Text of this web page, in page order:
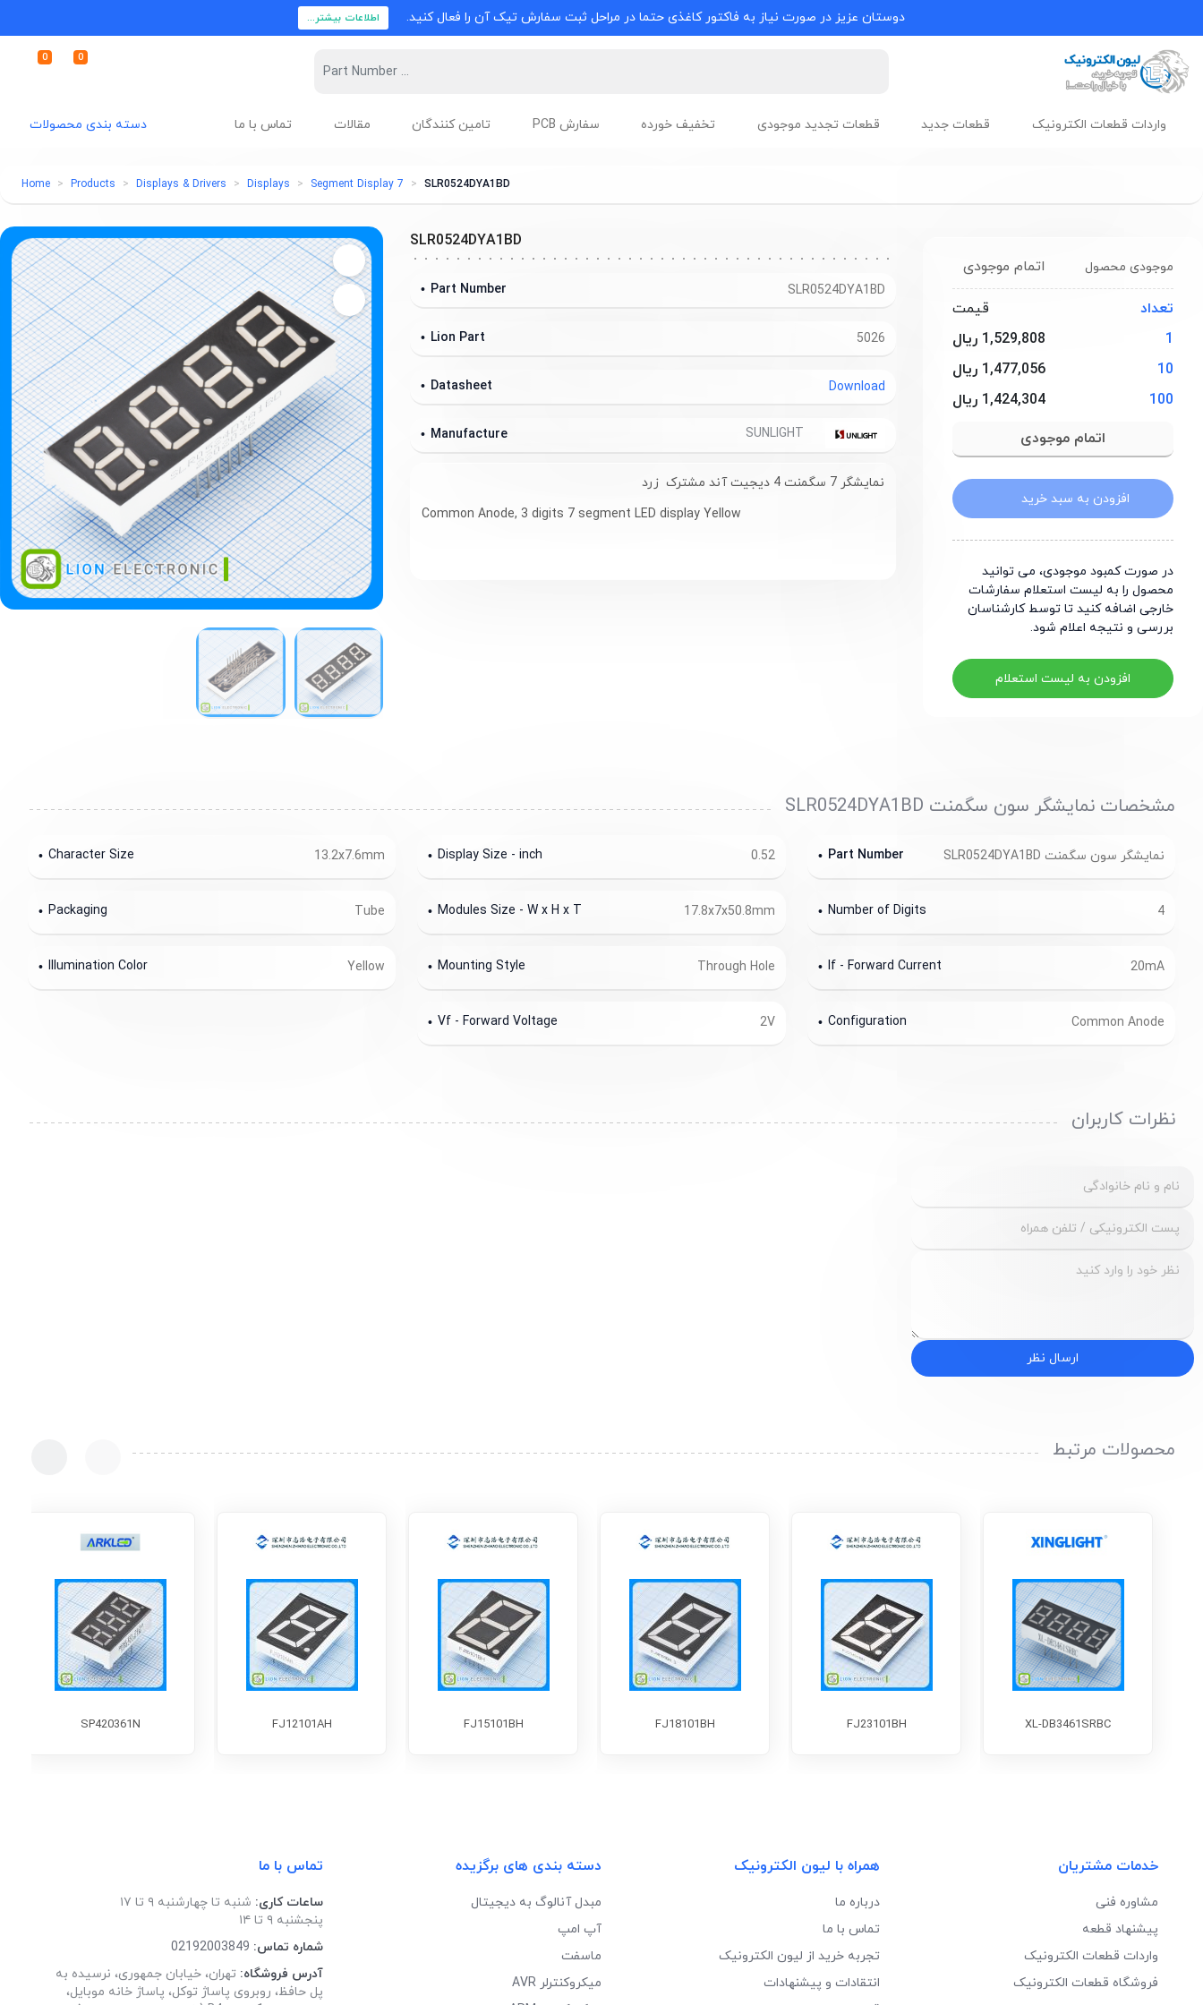
دوستان عزیز در صورت نیاز به فاکتور کاغذی حتما در مراحل ثبت سفارش تیک آن را فعال کنید. اطلاعات بیشتر...
0 0
دسته بندی محصولات واردات قطعات الکترونیک قطعات جدید قطعات تجدید موجودی تخفیف خورده سفارش PCB تامین کنندگان مقالات تماس با ما
Home Products Displays & Drivers Displays 7 Segment Display SLR0524DYA1BD
اتمام موجودی موجودی محصول
تعداد
قیمت
1
1,529,808 ریال
10
1,477,056 ریال
100
1,424,304 ریال
افزودن به سبد خرید
در صورت کمبود موجودی، می توانید
محصول را به لیست استعلام سفارشات
خارجی اضافه کنید تا توسط کارشناسان
بررسی و نتیجه اعلام شود.
افزودن به لیست استعلام
SLR0524DYA1BD
SLR0524DYA1BD
Part Number
5026
Lion Part
Download
Datasheet
Manufacture
نمایشگر 7 سگمنت 4 دیجیت آند مشترک زرد
Common Anode, 3 digits 7 segment LED display Yellow
مشخصات نمایشگر سون سگمنت SLR0524DYA1BD
نمایشگر سون سگمنت SLR0524DYA1BD Part Number
0.52
Display Size - inch
13.2x7.6mm
Character Size
4
Number of Digits
17.8x7x50.8mm
Modules Size - W x H x T
Tube
Packaging
20mA
If - Forward Current
Through Hole
Mounting Style
Yellow
Illumination Color
Common Anode
Configuration
2V
Vf - Forward Voltage
نظرات کاربران
ارسال نظر
محصولات مرتبط
XL-DB3461SRBC
FJ23101BH
FJ18101BH
FJ15101BH
FJ12101AH
SP420361N
خدمات مشتریان
مشاوره فنی
پیشنهاد قطعه
واردات قطعات الکترونیک
فروشگاه قطعات الکترونیک
همراه با لیون الکترونیک
درباره ما
تماس با ما
تجربه خرید از لیون الکترونیک
انتقادات و پیشنهادات
دسته بندی های برگزیده
مبدل آنالوگ به دیجیتال
آپ امپ
ماسفت
میکروکنترلر AVR
تماس با ما
ساعات کاری: شنبه تا چهارشنبه ۹ تا ۱۷
پنجشنبه ۹ تا ۱۴
شماره تماس: 02192003849
آدرس فروشگاه: تهران، خیابان جمهوری، نرسیده به
پل حافظ، روبروی پاساژ توکل، پاساژ خانه موبایل،